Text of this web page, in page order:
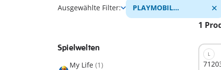
Ausgewählte Filter:
PLAYMOBIL
1
Spielwelten
My Life (1)
L